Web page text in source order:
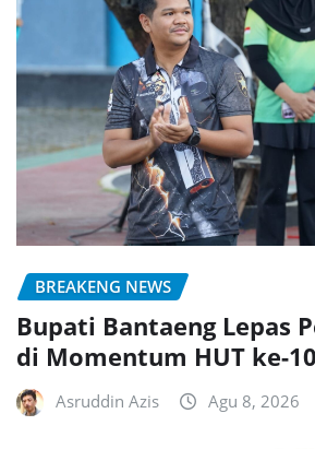
BREAKENG NEWS
Bupati Bantaeng Lepas
di Momentum HUT ke-10
Asruddin Azis Agu 8, 2026